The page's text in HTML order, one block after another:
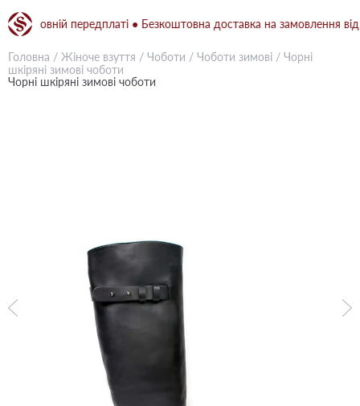
передплаті ● Безкоштовна доставка на замовлення від
Головна / Жіноче взуття / Чоботи / Чоботи зимові / Чорні
шкіряні зимові чоботи
Чорні шкіряні зимові чоботи